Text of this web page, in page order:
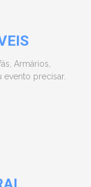
Armários,
evento precisar.